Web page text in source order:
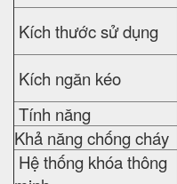
Kích thước sử dụng
Kích ngăn kéo
Tính năng
Khả năng chống cháy
Hệ thống khóa thông